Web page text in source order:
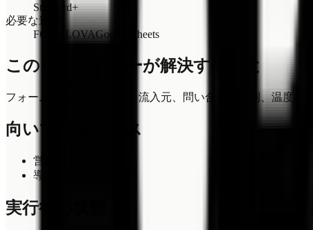
Standard+
必要な連携
FORMLOVAGoogle Sheets
このワークフローが解決すること
フォーム回答が届いても、流入元、問い合わせ種別、温度感
向いているケース
営業チーム
導入相談フォーム
実行後の状態